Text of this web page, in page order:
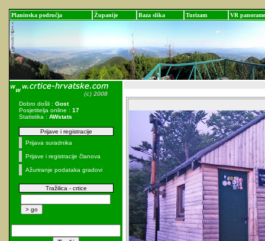
Planinska područja Županije Baza slika Turizam VR panorame
Dobro došli : Gost
Posjetitelja online : 17
Statistika : AWstats
Prijave i registracije
Prijava suradnika
Prijave i registracije članova
Ažuriranje podataka gradovi
Tražilica - crtice